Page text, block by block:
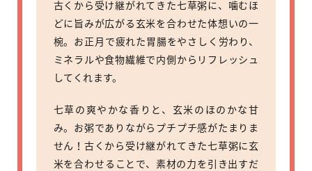
古くから受け継がれてきた七草粥に、噛むほ
どに旨みが広がる玄米を合わせた体想いの一
椀。お正月で疲れた胃腸をやさしく労わり、
ミネラルや食物繊維で内側からリフレッシュ
してくれます。
七草の爽やかな香りと、玄米のほのかな甘
み。お粥でありながらプチプチ感がたまりま
せん！古くから受け継がれてきた七草粥に玄
米を合わせることで、素材の力を引き出すだ